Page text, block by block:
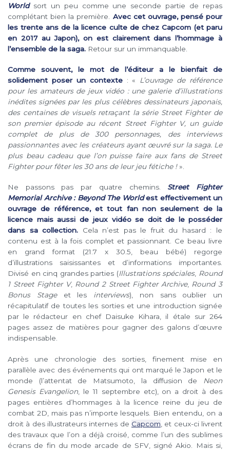
Worldsort un peu comme une seconde partie de repas
complétant bien la première. Avec cet ouvrage, pensé pour
les trente ans de la licence culte de chez Capcom (et paru
en 2017 au Japon), on est clairement dans l’hommage à
l’ensemble de la saga. Retour sur un immanquable.
Comme souvent, le mot de l’éditeur a le bienfait de
solidement poser un contexte: « L’ouvrage de référence
pour les amateurs de jeux vidéo : une galerie d’illustrations
inédites signées par les plus célèbres dessinateurs japonais,
des centaines de visuels retraçant la série Street Fighter de
son premier épisode au récent Street Fighter V, un guide
complet de plus de 300 personnages, des interviews
passionnantes avec les créateurs ayant œuvré sur la saga. Le
plus beau cadeau que l’on puisse faire aux fans de Street
Fighter pour fêter les 30 ans de leur jeu fétiche !».
Ne passons pas par quatre chemins.
Street Fighter
Memorial Archive : Beyond The Worldest effectivement un
ouvrage de référence, et tout fan non seulement de la
licence mais aussi de jeux vidéo se doit de le posséder
dans sa collection. Cela n’est pas le fruit du hasard : le
contenu est à la fois complet et passionnant. Ce beau livre
en grand format (21.7 x 30.5, beau bébé) regorge
d’illustrations saisissantes et d’informations importantes.
Divisé en cinq grandes parties (Illustrations spéciales, Round
1 Street Fighter V, Round 2 Street Fighter Archive, Round 3
Bonus Stageet les interviews), non sans oublier un
récapitulatif de toutes les sorties et une introduction signée
par le rédacteur en chef Daisuke Kihara, il étale sur 264
pages assez de matières pour gagner des galons d’œuvre
indispensable.
Après une chronologie des sorties, finement mise en
parallèle avec des événements qui ont marqué le Japon et le
monde (l’attentat de Matsumoto, la diffusion de
Neon
Genesis Evangelion, le 11 septembre etc), on a droit à des
pages entières d’hommages à la licence reine du jeu de
combat 2D, mais pas n’importe lesquels. Bien entendu, on a
droit à des illustrateurs internes de Capcom , et ceux-ci livrent
des travaux que l’on a déjà croisé, comme l’un des sublimes
écrans de fin du mode arcade de SFV, signé Akio. Mais si,